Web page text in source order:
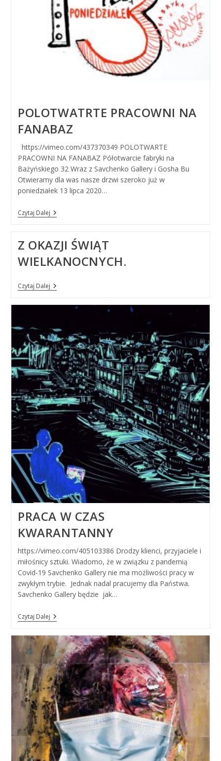
POLOTWATRTE PRACOWNI NA
FANABAZ
https://vimeo.com/437370349 POLOTWARTE
PRACOWNI NA FANABAZ Półotwarcie fabryki na
Bażyńskiego 32 Wraz z Savchenko Gallery i Gosha Bu
Otwieramy dla was nasze drzwi szeroko już w
poniedziałek 13 lipca 2020…
Czytaj DalejPolotwatrte
Pracowni
Fanabaz
Z OKAZJI ŚWIĄT
WIELKANOCNYCH.
Czytaj DalejZ
Okazji
Wielkanocnych.
PRACA W CZAS
KWARANTANNY
https://vimeo.com/405103386 Drodzy klienci, przyjaciele i
miłośnicy sztuki. Wiadomo, że w związku z pandemią
Covid-19 Savchenko Gallery nie ma możliwości pracy w
zwykłym trybie. Jednak nadal pracujemy dla Państwa.
Savchenko Gallery będzie jak…
Czytaj DalejPraca
W
Kwarantanny